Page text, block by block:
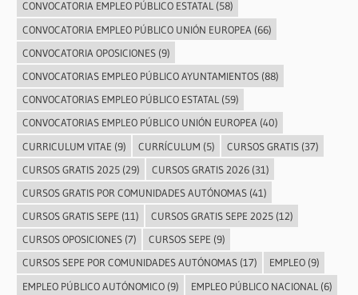
CONVOCATORIA EMPLEO PÚBLICO ESTATAL(58)
CONVOCATORIA EMPLEO PÚBLICO UNIÓN EUROPEA (66)
CONVOCATORIA OPOSICIONES(9)
CONVOCATORIAS EMPLEO PÚBLICO AYUNTAMIENTOS(88)
CONVOCATORIAS EMPLEO PÚBLICO ESTATAL (59)
CONVOCATORIAS EMPLEO PÚBLICO UNIÓN EUROPEA(40)
CURRICULUM VITAE (9) CURRÍCULUM (5) CURSOS GRATIS(37)
CURSOS GRATIS 2025(29) CURSOS GRATIS 2026(31)
CURSOS GRATIS POR COMUNIDADES AUTÓNOMAS(41)
CURSOS GRATIS SEPE (11) CURSOS GRATIS SEPE 2025(12)
CURSOS OPOSICIONES(7) CURSOS SEPE (9)
CURSOS SEPE POR COMUNIDADES AUTÓNOMAS(17) EMPLEO(9)
EMPLEO PÚBLICO AUTÓNOMICO(9) EMPLEO PÚBLICO NACIONAL (6)